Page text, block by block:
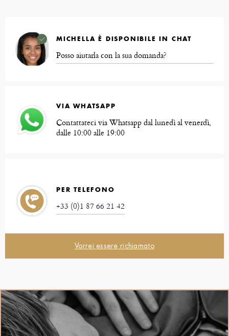
MICHELLA È DISPONIBILE IN CHAT
Posso aiutarla con la sua domanda?
VIA WHATSAPP
Contattateci via Whatsapp dal lunedì al venerdì,
dalle 10:00 alle 19:00
PER TELEFONO
+33 (0)1 87 66 21 42
Vorrei essere richiamato